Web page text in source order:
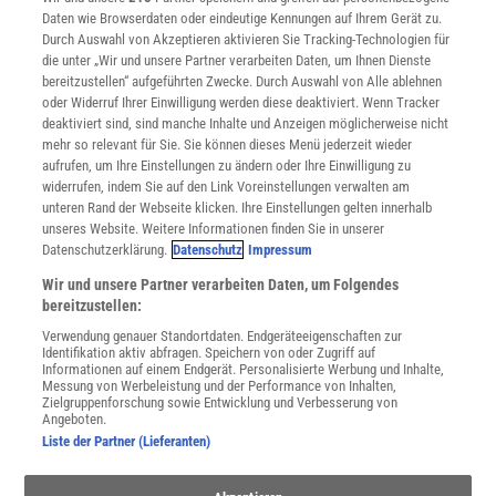
INFO
Mediadaten
Datenschutz
Nutzungsbedingungen
Cookie-Einstellungen
Utiq verwalten
Nutzungsbasierte Onlinewerbung
Alle Artikel
Impressum
Angebote für Schulen
Angebote für Institutionen
Sprachen lernen mit Gymglish
Lexika
Für Spektrum schreiben
Zugänglichkeitserklärung
WEBSEITEN
KielSCN
Daten wie Browserdaten oder eindeutige Kennungen auf Ihrem Gerät zu.
Durch Auswahl von Akzeptieren aktivieren Sie Tracking-Technologien für
die unter „Wir und unsere Partner verarbeiten Daten, um Ihnen Dienste
bereitzustellen“ aufgeführten Zwecke. Durch Auswahl von Alle ablehnen
oder Widerruf Ihrer Einwilligung werden diese deaktiviert. Wenn Tracker
deaktiviert sind, sind manche Inhalte und Anzeigen möglicherweise nicht
mehr so relevant für Sie. Sie können dieses Menü jederzeit wieder
aufrufen, um Ihre Einstellungen zu ändern oder Ihre Einwilligung zu
widerrufen, indem Sie auf den Link Voreinstellungen verwalten am
unteren Rand der Webseite klicken. Ihre Einstellungen gelten innerhalb
unseres Website. Weitere Informationen finden Sie in unserer
Datenschutzerklärung. Datenschutz Impressum
Wir und unsere Partner verarbeiten Daten, um Folgendes
bereitzustellen:
Verwendung genauer Standortdaten. Endgeräteeigenschaften zur
Identifikation aktiv abfragen. Speichern von oder Zugriff auf
Informationen auf einem Endgerät. Personalisierte Werbung und Inhalte,
Messung von Werbeleistung und der Performance von Inhalten,
Zielgruppenforschung sowie Entwicklung und Verbesserung von
Angeboten.
Liste der Partner (Lieferanten)